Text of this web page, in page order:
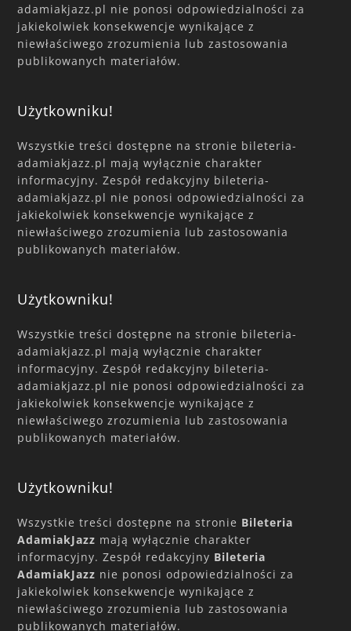
adamiakjazz.pl nie ponosi odpowiedzialności za
jakiekolwiek konsekwencje wynikające z
niewłaściwego zrozumienia lub zastosowania
publikowanych materiałów.
Użytkowniku!
Wszystkie treści dostępne na stronie bileteria-
adamiakjazz.pl mają wyłącznie charakter
informacyjny. Zespół redakcyjny bileteria-
adamiakjazz.pl nie ponosi odpowiedzialności za
jakiekolwiek konsekwencje wynikające z
niewłaściwego zrozumienia lub zastosowania
publikowanych materiałów.
Użytkowniku!
Wszystkie treści dostępne na stronie bileteria-
adamiakjazz.pl mają wyłącznie charakter
informacyjny. Zespół redakcyjny bileteria-
adamiakjazz.pl nie ponosi odpowiedzialności za
jakiekolwiek konsekwencje wynikające z
niewłaściwego zrozumienia lub zastosowania
publikowanych materiałów.
Użytkowniku!
Wszystkie treści dostępne na stronie Bileteria
AdamiakJazz mają wyłącznie charakter
informacyjny. Zespół redakcyjny Bileteria
AdamiakJazz nie ponosi odpowiedzialności za
jakiekolwiek konsekwencje wynikające z
niewłaściwego zrozumienia lub zastosowania
publikowanych materiałów.